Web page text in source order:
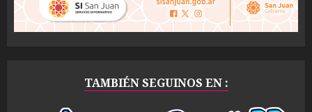
TAMBIÉN SEGUINOS EN :